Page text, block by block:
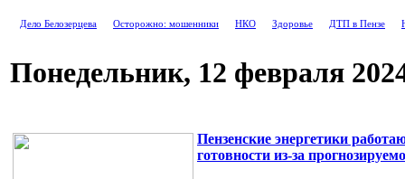
Дело Белозерцева Осторожно: мошенники НКО Здоровье ДТП в Пензе
Понедельник, 12 февраля
Пензенские энергетики
готовности из-за